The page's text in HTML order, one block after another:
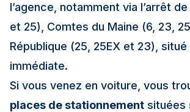
l’agence, notamment via l’arrêt
et 25), Comtes du Maine (6, 23,
République (25, 25EX et 23),
immédiate.
Si vous venez en voiture, vous
places de stationnement situées